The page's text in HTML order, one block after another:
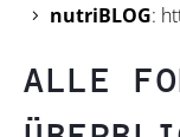
nutriBLOG:
ALLE